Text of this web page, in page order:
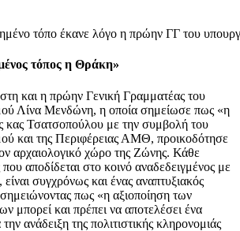
τόπο έκανε λόγο η πρώην ΓΓ του
τόπος η Θράκη»
και η πρώην Γενική Γραμματέας του
Λίνα Μενδώνη, η οποία σημείωσε πως «η
κας Τσατσοπούλου με την συμβολή του
και της Περιφέρειας ΑΜΘ, προικοδότησε
αρχαιολογικό χώρο της Ζώνης. Κάθε
αποδίδεται στο κοινό αναδεδειγμένος με
συγχρόνως και ένας αναπτυξιακός
πως «η αξιοποίηση των
μπορεί και πρέπει να αποτελέσει ένα
ανάδειξη της πολιτιστικής κληρονομιάς